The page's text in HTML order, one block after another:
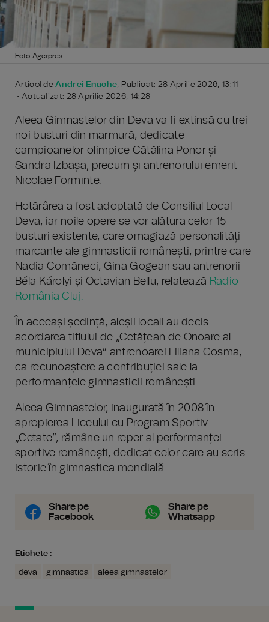
Foto: Agerpres
Articol deAndrei Enache, Publicat: 28 Aprilie 2026, 13:11
• Actualizat: 28 Aprilie 2026, 14:28
Aleea Gimnastelor din Deva va fi extinsă cu trei
noi busturi din marmură, dedicate
campioanelor olimpice Cătălina Ponor și
Sandra Izbașa, precum și antrenorului emerit
Nicolae Forminte.
Hotărârea a fost adoptată de Consiliul Local
Deva, iar noile opere se vor alătura celor 15
busturi existente, care omagiază personalități
marcante ale gimnasticii românești, printre care
Nadia Comăneci, Gina Gogean sau antrenorii
Béla Károlyi și Octavian Bellu, relatează Radio
România Cluj.
În aceeași ședință, aleșii locali au decis
acordarea titlului de „Cetățean de Onoare al
municipiului Deva” antrenoarei Liliana Cosma,
ca recunoaștere a contribuției sale la
performanțele gimnasticii românești.
Aleea Gimnastelor, inaugurată în 2008 în
apropierea Liceului cu Program Sportiv
„Cetate”, rămâne un reper al performanței
sportive românești, dedicat celor care au scris
istorie în gimnastica mondială.
Share pe
Facebook
Share pe
Whatsapp
Etichete :
deva gimnastica aleea gimnastelor